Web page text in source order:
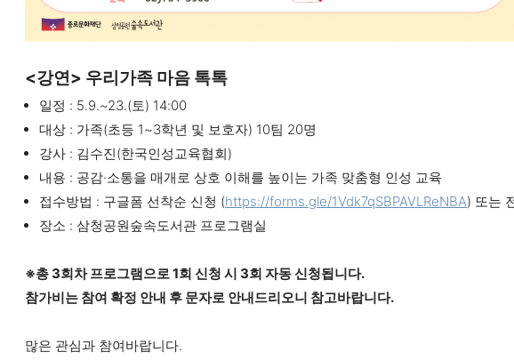
<강연> 우리가족 마음 톡톡
일정 : 5.9.~23.(토) 14:00
대상 : 가족(초등 1~3학년 및 보호자) 10팀 20명
강사 : 김수진(한국인성교육협회)
내용 : 공감·소통을 매개로 상호 이해를 높이는 가족 맞춤형 인성 교육
접수방법 : 구글폼 선착순 신청 (https://forms.gle/1Vdk7qSBPAVLReNBA) 또는
장소 : 삼청공원숲속도서관 프로그램실
※총 3회차 프로그램으로 1회 신청 시 3회 자동 신청됩니다.
참가비는 참여 확정 안내 후 문자로 안내드리오니 참고바랍니다.
많은 관심과 참여바랍니다.